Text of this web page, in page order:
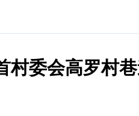
村委会高罗村